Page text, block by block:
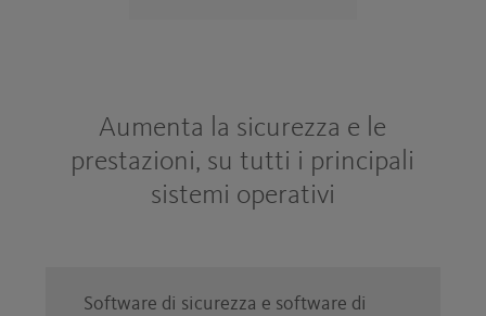
Aumenta la sicurezza e le
prestazioni, su tutti i principali
sistemi operativi
Software di sicurezza e software di